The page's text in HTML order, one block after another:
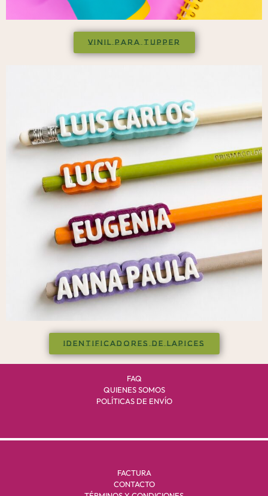
VINIL PARA TUPPER
IDENTIFICADORES DE LAPICES
FAQ
QUIENES SOMOS
POLÍTICAS DE ENVÍO
FACTURA
CONTACTO